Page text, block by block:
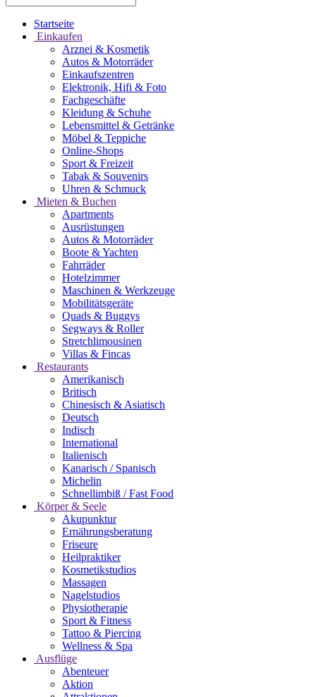
Startseite
Einkaufen
Arznei & Kosmetik
Autos & Motorräder
Einkaufszentren
Elektronik, Hifi & Foto
Fachgeschäfte
Kleidung & Schuhe
Lebensmittel & Getränke
Möbel & Teppiche
Online-Shops
Sport & Freizeit
Tabak & Souvenirs
Uhren & Schmuck
Mieten & Buchen
Apartments
Ausrüstungen
Autos & Motorräder
Boote & Yachten
Fahrräder
Hotelzimmer
Maschinen & Werkzeuge
Mobilitätsgeräte
Quads & Buggys
Segways & Roller
Stretchlimousinen
Villas & Fincas
Restaurants
Amerikanisch
Britisch
Chinesisch & Asiatisch
Deutsch
Indisch
International
Italienisch
Kanarisch / Spanisch
Michelin
Schnellimbiß / Fast Food
Körper & Seele
Akupunktur
Ernährungsberatung
Friseure
Heilpraktiker
Kosmetikstudios
Massagen
Nagelstudios
Physiotherapie
Sport & Fitness
Tattoo & Piercing
Wellness & Spa
Ausflüge
Abenteuer
Aktion